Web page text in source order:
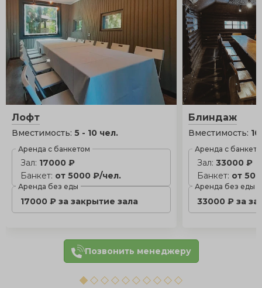
Лофт
Вместимость: 5 - 10 чел.
Аренда с банкетом
Зал: 17000 ₽
Банкет: от 5000 ₽/чел.
Аренда без еды
17000 ₽ за закрытие зала
Блиндаж
Вместимость:
Аренда с
Зал:33000 ₽
Банкет: от
Аренда без еды
33000 ₽ за
Позвонить менеджеру